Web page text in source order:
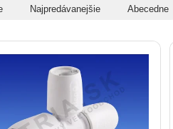
Najpredávanejšie Abecedne